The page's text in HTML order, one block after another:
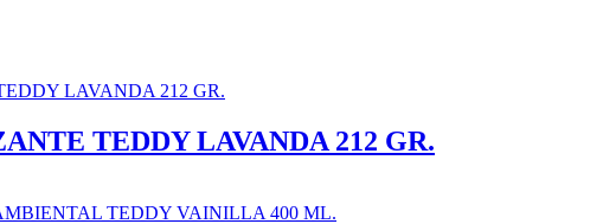
TEDDY LAVANDA 212 GR.